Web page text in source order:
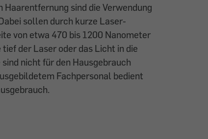
sind die Verwendung
sollen durch kurze Laser-
von etwa 470 bis 1200 Nanometer
der Laser oder das Licht in die
nicht für den Hausgebrauch
Fachpersonal bedient